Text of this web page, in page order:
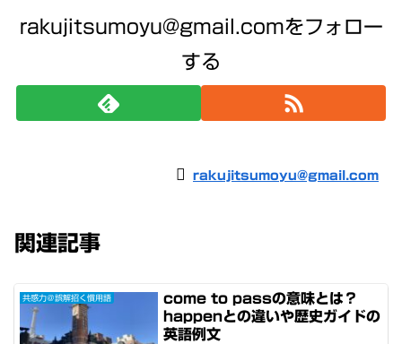
rakujitsumoyu@gmail.comをフォロー
する
rakujitsumoyu@gmail.com
関連記事
共感力＠誤解招く慣用語
come to passの意味とは？
happenとの違いや歴史ガイドの
英語例文